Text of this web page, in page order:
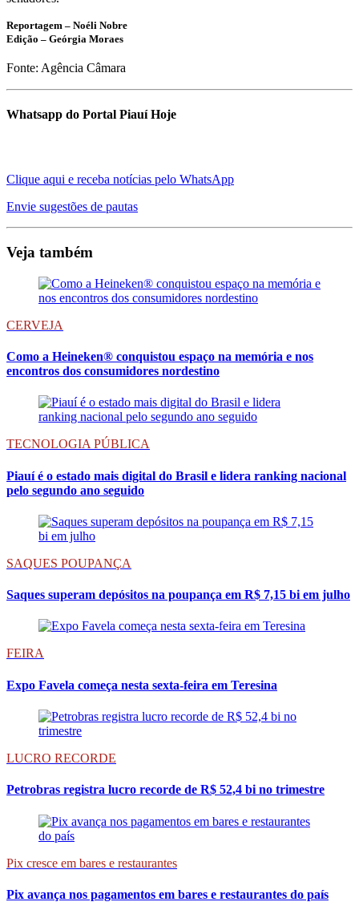
Reportagem – Noéli Nobre
Edição – Geórgia Moraes
Fonte: Agência Câmara
Whatsapp do Portal Piauí Hoje
Clique aqui e receba notícias pelo WhatsApp
Envie sugestões de pautas
Veja também
CERVEJA
Como a Heineken® conquistou espaço na memória e nos
encontros dos consumidores nordestino
TECNOLOGIA PÚBLICA
Piauí é o estado mais digital do Brasil e lidera ranking nacional
pelo segundo ano seguido
SAQUES POUPANÇA
Saques superam depósitos na poupança em R$ 7,15 bi em julho
FEIRA
Expo Favela começa nesta sexta-feira em Teresina
LUCRO RECORDE
Petrobras registra lucro recorde de R$ 52,4 bi no trimestre
Pix cresce em bares e restaurantes
Pix avança nos pagamentos em bares e restaurantes do país